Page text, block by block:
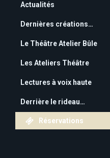
Actualités
Dernières créations…
Le Théâtre Atelier Bûle
Plus de 50 ans d’émotions
théâtrales!
Historique du Théâtre Bûle
Activités et pratiques
théâtrales
Le Mur des spectacles
Les Ateliers Théâtre
Rejoignez l’aventure
théâtrale!
Atelier Théâtre Adultes
Atelier Les P’titbûle
Lectures à voix haute
Derrière le rideau…
Contact et accès
Réservations